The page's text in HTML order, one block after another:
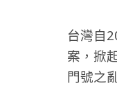
台灣自
案，掀
門號之